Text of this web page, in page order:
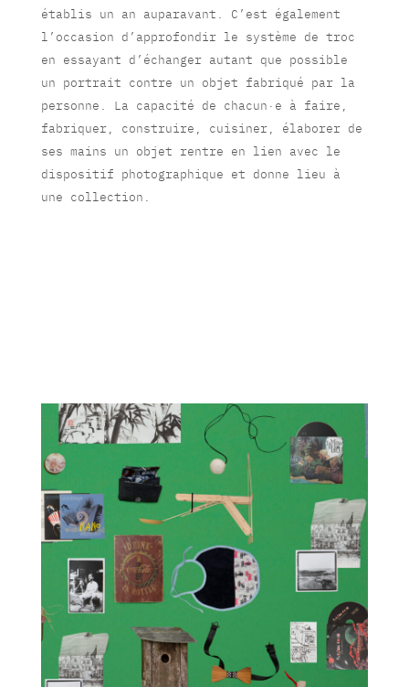
établis un an auparavant. C’est également
l’occasion d’approfondir le système de troc
en essayant d’échanger autant que possible
un portrait contre un objet fabriqué par la
personne. La capacité de chacun·e à faire,
fabriquer, construire, cuisiner, élaborer de
ses mains un objet rentre en lien avec le
dispositif photographique et donne lieu à
une collection.